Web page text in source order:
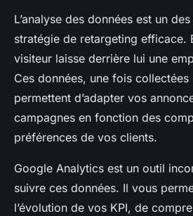
L’analyse des données est un
stratégie de retargeting efficace.
visiteur laisse derrière lui une
Ces données, une fois
permettent d’adapter vos
campagnes en fonction des
préférences de vos clients.
Google Analytics est un outil
suivre ces données. Il vous
l’évolution de vos KPI, de